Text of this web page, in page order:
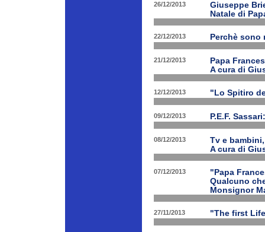
26/12/2013
Giuseppe
Natale di
22/12/2013 Perchè sono
21/12/2013
Papa
A cura di
12/12/2013 "Lo Spitiro
09/12/2013 P.E.F.
08/12/2013
Tv e
A cura di
07/12/2013
"Papa
Qualcuno
Monsignor
27/11/2013 "The first